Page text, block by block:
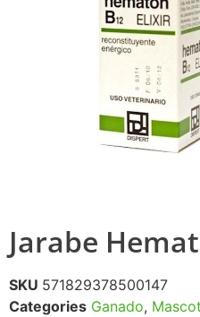
Jarabe
SKU 571829378500147
Categories Ganado,